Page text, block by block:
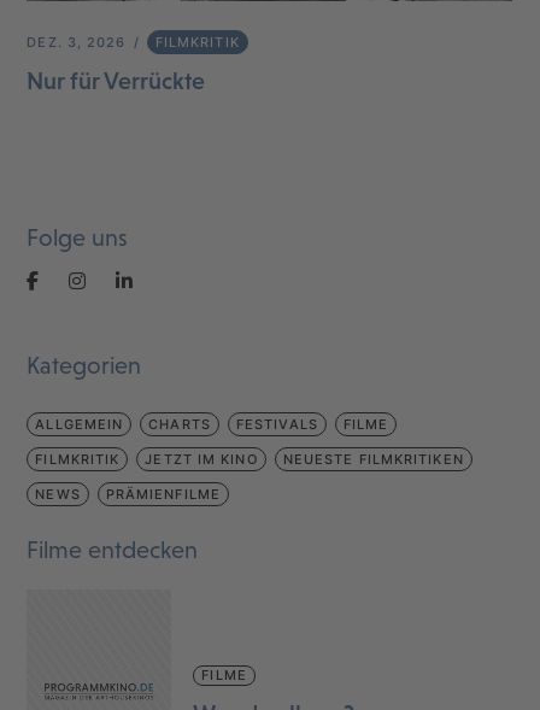
DEZ. 3, 2026 FILMKRITIK
Nur für Verrückte
Folge uns
Kategorien
ALLGEMEIN CHARTS FESTIVALS FILME
FILMKRITIK JETZT IM KINO NEUESTE FILMKRITIKEN
NEWS PRÄMIENFILME
Filme entdecken
FILME